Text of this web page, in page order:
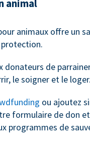
animal
animaux offre un
donateurs de
le soigner et le loger.
ou ajoutez
formulaire de don
programmes de